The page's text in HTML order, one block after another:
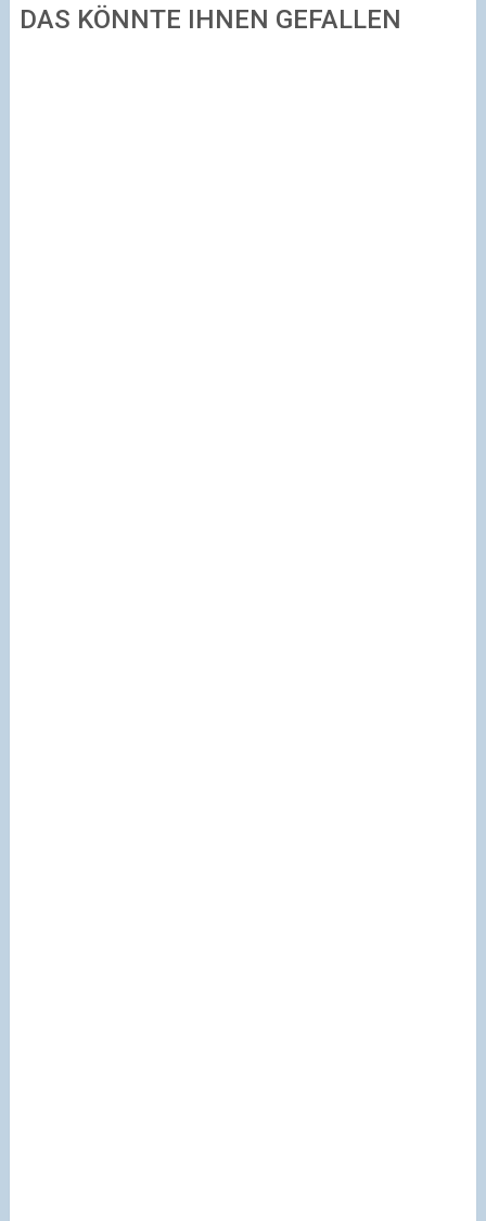
DAS KÖNNTE IHNEN GEFALLEN